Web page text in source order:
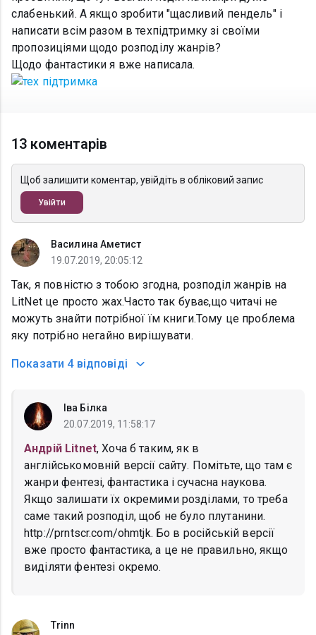
слабенький. А якщо зробити "щасливий пендель" і
написати всім разом в техпідтримку зі своїми
пропозиціями щодо розподілу жанрів?
Щодо фантастики я вже написала.
13 коментарів
Щоб залишити коментар, увійдіть в обліковий запис
Увійти
Василина Аметист
19.07.2019, 20:05:12
Так, я повністю з тобою згодна, розподіл жанрів на
LitNet це просто жах.Часто так буває,що читачі не
можуть знайти потрібної їм книги.Тому це проблема
яку потрібно негайно вирішувати.
Показати 4 відповіді
Іва Білка
20.07.2019, 11:58:17
Андрій Litnet, Хоча б таким, як в
англійськомовній версії сайту. Помітьте, що там є
жанри фентезі, фантастика і сучасна наукова.
Якщо залишати їх окремими розділами, то треба
саме такий розподіл, щоб не було плутанини.
http://prntscr.com/ohmtjk. Бо в російській версії
вже просто фантастика, а це не правильно, якщо
виділяти фентезі окремо.
Trinn